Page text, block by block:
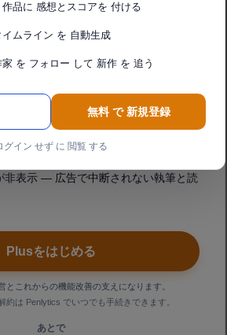
・AIプラス分析が使い放題
すると、再レビュー・再分析のたびにポ
非表示 — 広告で中断されない執筆と読
Plusをはじめる
とこれからの機能改善の支えになります。
約は Penlytics でいつでも手続きできます。
あとで
品に 感想とスコアを 付ける
ムライン を 自動生成
を フォロー して 新作 を 追う
無料 で 新規登録
グイン せず に 閲覧 する